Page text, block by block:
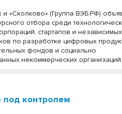
и «Сколково» (Группа ВЭБ.РФ)
отбора среди
стартапов и независимых
по разработке цифровых
фондов и социально
некоммерческих организаций.
под контролем